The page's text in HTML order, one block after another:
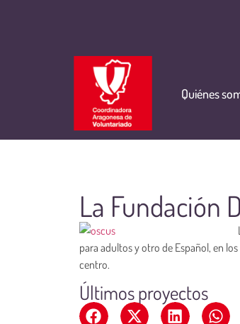
Quiénes
La Fundación
para adultos y otro de Español, en
centro.
Últimos proyectos